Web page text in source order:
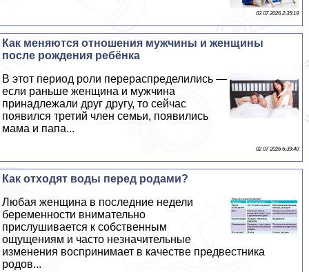
03 07 2026 2:35:19
Как меняются отношения мужчины и женщины
после рождения ребёнка
В этот период роли перераспределились —
если раньше женщина и мужчина
принадлежали друг другу, то сейчас
появился третий члeн семьи, появились
мама и папа...
02 07 2026 6:39:40
Как отходят воды перед родами?
Любая женщина в последние недели
беременности внимательно
прислушивается к собственным
ощущениям и часто незначительные
изменения воспринимает в качестве предвестника
родов...